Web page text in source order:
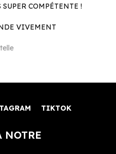
COMPÉTENTE !
VIVEMENT
TIKTOK
NOTRE